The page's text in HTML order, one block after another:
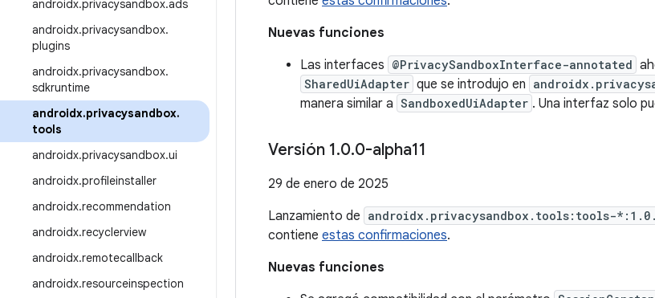
androidx.privacysandbox.ads
androidx.privacysandbox.
plugins
androidx.privacysandbox.
sdkruntime
androidx.privacysandbox.
tools
androidx.privacysandbox.ui
androidx.profileinstaller
androidx.recommendation
androidx.recyclerview
androidx.remotecallback
androidx.resourceinspection
Nuevas funciones
Las interfaces @PrivacySandboxInterface-annotated
SharedUiAdapter que se introdujo en
manera similar a SandboxedUiAdapter . Una interfaz solo
Versión 1.0.0-alpha11
29 de enero de 2025
Lanzamiento de androidx.privacysandbox.tools:tools-
contiene estas confirmaciones.
Nuevas funciones